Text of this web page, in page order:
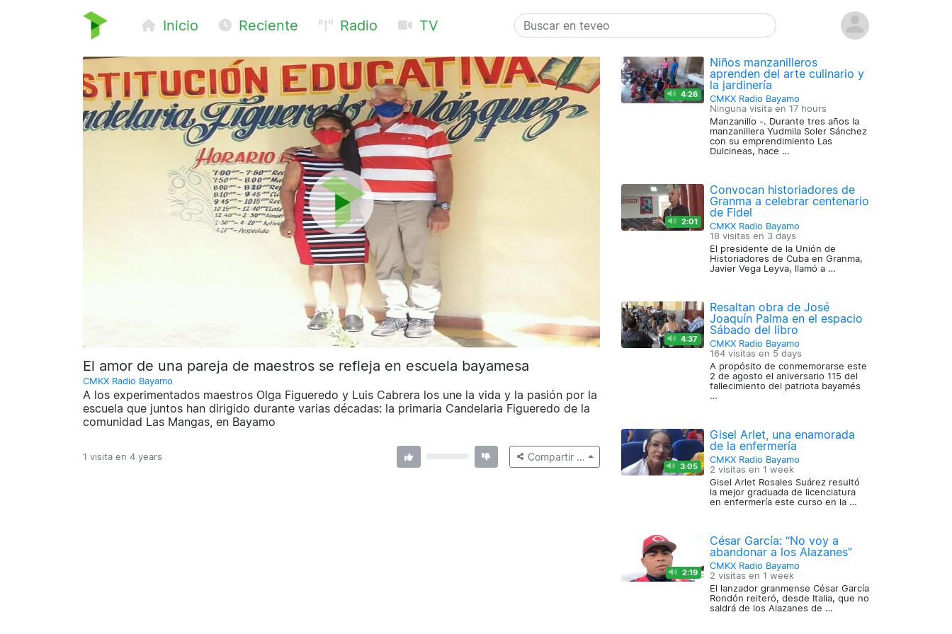
Inicio Reciente Radio TV
El amor de una pareja de maestros se refleja en escuela bayamesa
CMKX Radio Bayamo
A los experimentados maestros Olga Figueredo y Luis Cabrera los une la vida y la pasión por la
escuela que juntos han dirigido durante varias décadas: la primaria Candelaria Figueredo de la
comunidad Las Mangas, en Bayamo
1 visita en 4 years Compartir …
4:26
Niños manzanilleros
aprenden del arte culinario y
la jardinería
CMKX Radio Bayamo
Ninguna visita en 17 hours
Manzanillo -. Durante tres años la
manzanillera Yudmila Soler Sánchez
con su emprendimiento Las
Dulcineas, hace …
2:01
Convocan historiadores de
Granma a celebrar centenario
de Fidel
CMKX Radio Bayamo
18 visitas en 3 days
El presidente de la Unión de
Historiadores de Cuba en Granma,
Javier Vega Leyva, llamó a …
4:37
Resaltan obra de José
Joaquín Palma en el espacio
Sábado del libro
CMKX Radio Bayamo
164 visitas en 5 days
A propósito de conmemorarse este
2 de agosto el aniversario 115 del
fallecimiento del patriota bayamés
…
3:05
Gisel Arlet, una enamorada
de la enfermería
CMKX Radio Bayamo
2 visitas en 1 week
Gisel Arlet Rosales Suárez resultó
la mejor graduada de licenciatura
en enfermería este curso en la …
2:19
César García: “No voy a
abandonar a los Alazanes”
CMKX Radio Bayamo
2 visitas en 1 week
El lanzador granmense César García
Rondón reiteró, desde Italia, que no
saldrá de los Alazanes de …